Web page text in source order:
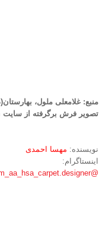
منبع: غلامعلی ملول،
تصویر فرش برگرفته از سایت Christies.com
نویسنده: مهسا احمدی
اینستاگرام:
@m_aa_hsa_carpet.designer